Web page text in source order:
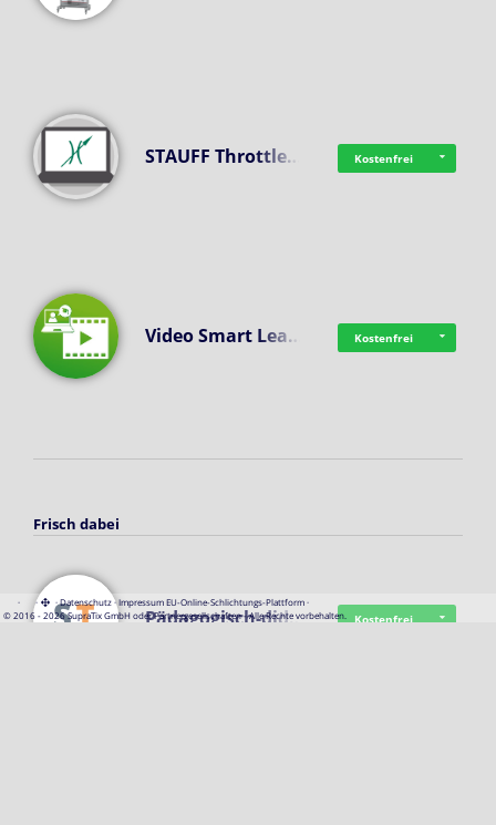
STAUFF Throttle… Kostenfrei
Video Smart Lea… Kostenfrei
Frisch dabei
Pädagogisch-did… Kostenfrei
· · ·Datenschutz·Impressum EU-Online-Schlichtungs-Plattform·
© 2016 - 2026 SupraTix GmbH oder Partnergesellschaften - Alle Rechte vorbehalten.